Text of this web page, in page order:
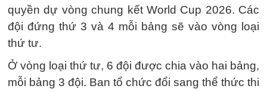
quyền dự vòng chung kết World Cup 2026. Các
đội đứng thứ 3 và 4 mỗi bảng sẽ vào vòng loại
thứ tư.
Ở vòng loại thứ tư, 6 đội được chia vào hai bảng,
mỗi bảng 3 đội. Ban tổ chức đổi sang thể thức thi